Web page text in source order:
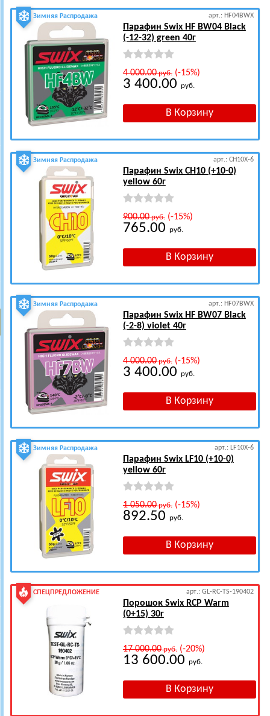
Зимняя Распродажа арт.: HF04BWX
Парафин Swix HF BW04 Black
(-12-32) green 40г
4 000.00руб.(-15%)
3 400.00 руб.
Зимняя Распродажа арт.: CH10X-6
Парафин Swix CH10 (+10-0)
yellow 60г
900.00руб.(-15%)
765.00 руб.
Зимняя Распродажа арт.: HF07BWX
Парафин Swix HF BW07 Black
(-2-8) violet 40г
4 000.00руб.(-15%)
3 400.00 руб.
Зимняя Распродажа арт.: LF10X-6
Парафин Swix LF10 (+10-0)
yellow 60г
1 050.00руб.(-15%)
892.50 руб.
СПЕЦПРЕДЛОЖЕНИЕ арт.: GL-RC-TS-190402
Порошок Swix RCP Warm
(0+15) 30г
17 000.00руб.(-20%)
13 600.00 руб.